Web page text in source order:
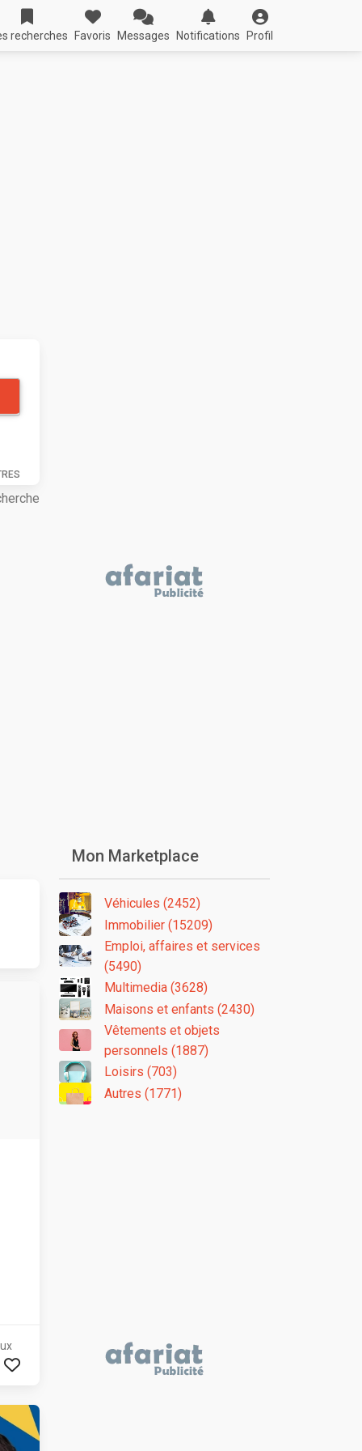
recherches Favoris Messages Notifications Profil
Mon Marketplace
Véhicules (2452)
Immobilier (15209)
Emploi, affaires et services
(5490)
Multimedia (3628)
Maisons et enfants (2430)
Vêtements et objets
personnels (1887)
Loisirs (703)
Autres (1771)